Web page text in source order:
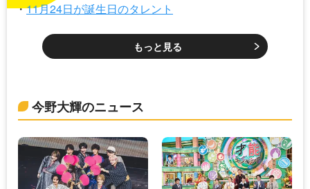
11月24日が誕生日のタレント
もっと見る
今野大輝のニュース